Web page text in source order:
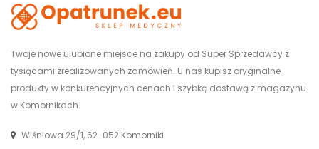
Twoje nowe ulubione miejsce na zakupy od Super Sprzedawcy z
tysiącami zrealizowanych zamówień. U nas kupisz oryginalne
produkty w konkurencyjnych cenach i szybką dostawą z magazynu
w Komornikach.
Wiśniowa 29/1, 62-052 Komorniki